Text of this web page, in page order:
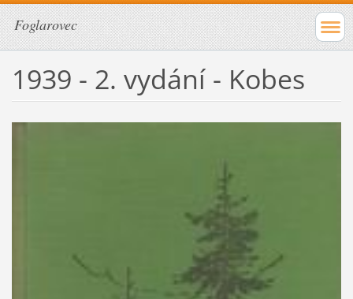
Foglarovec
1939 - 2. vydání - Kobes